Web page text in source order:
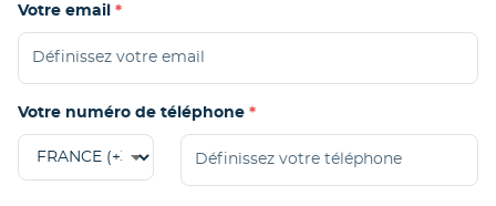
Votre email
Votre numéro de téléphone